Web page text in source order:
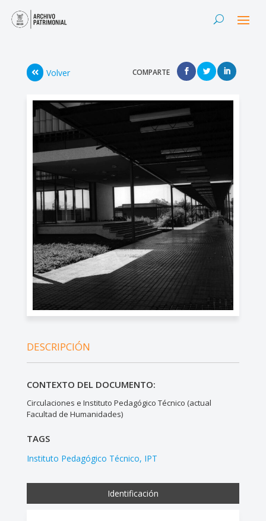
Volver COMPARTE
DESCRIPCIÓN
CONTEXTO DEL DOCUMENTO:
Circulaciones e Instituto Pedagógico Técnico (actual
Facultad de Humanidades)
TAGS
Instituto Pedagógico Técnico IPT
Identificación